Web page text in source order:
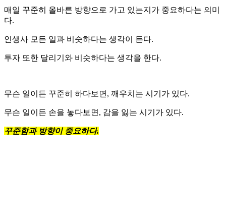
매일 꾸준히 올바른 방향으로 가고 있는지가 중요하다는 의미
다.
인생사 모든 일과 비슷하다는 생각이 든다.
투자 또한 달리기와 비슷하다는 생각을 한다.
무슨 일이든 꾸준히 하다보면, 깨우치는 시기가 있다.
무슨 일이든 손을 놓다보면, 감을 잃는 시기가 있다.
꾸준함과 방향이 중요하다.